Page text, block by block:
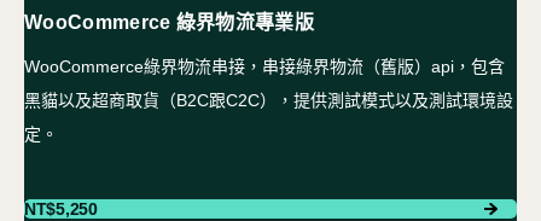
WooCommerce 綠界物流專業版
WooCommerce綠界物流串接，串接綠界物流（舊版）api，包含
黑貓以及超商取貨（B2C跟C2C），提供測試模式以及測試環境設
定。
NT$5,250